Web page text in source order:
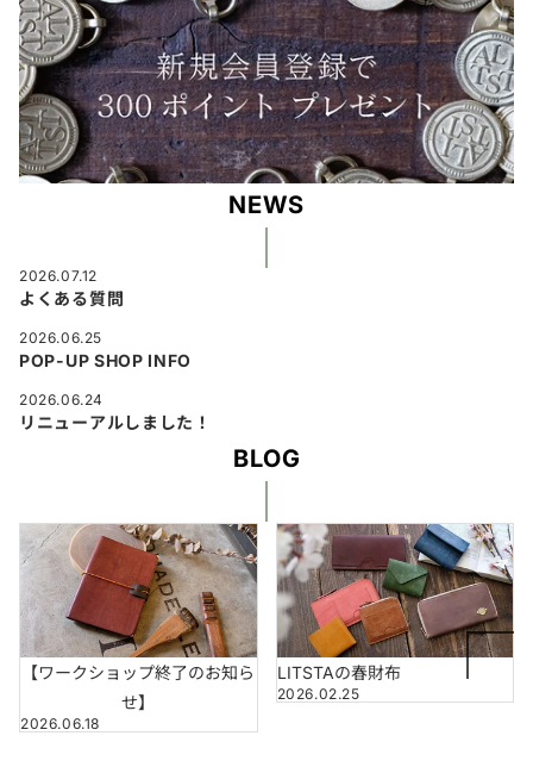
NEWS
2026.07.12
よくある質問
2026.06.25
POP-UP SHOP INFO
2026.06.24
リニューアルしました！
BLOG
【ワークショップ終了のお知ら
せ】
2026.06.18
LITSTAの春財布
2026.02.25